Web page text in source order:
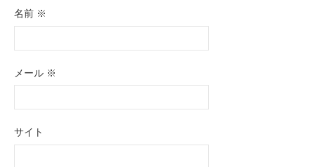
名前 ※
メール ※
サイト